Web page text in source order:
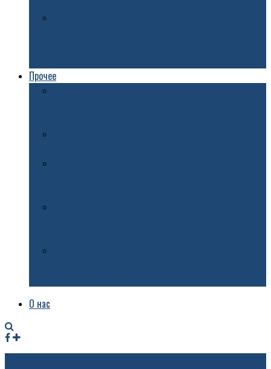
Прочее
О нас